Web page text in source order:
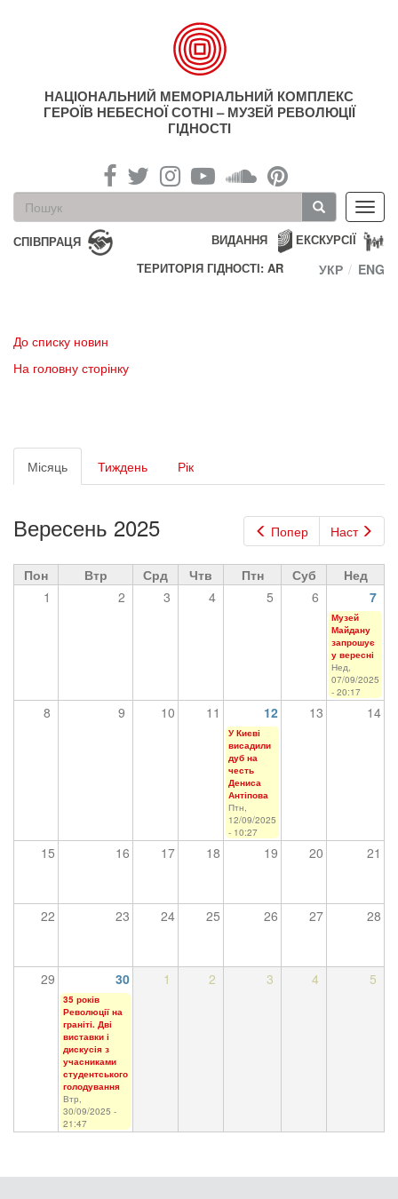
НАЦІОНАЛЬНИЙ МЕМОРІАЛЬНИЙ КОМПЛЕКС
ГЕРОЇВ НЕБЕСНОЇ СОТНІ – МУЗЕЙ РЕВОЛЮЦІЇ
ГІДНОСТІ
Пошукова
форма
Пошук
СПІВПРАЦЯ ЕКСКУРСІЇ
ВИДАННЯ
ТЕРИТОРІЯ ГІДНОСТІ: AR
УКР ENG
До списку новин
На головну сторінку
Первинні
вкладки
Місяць (активна
вкладка)
Тиждень Рік
Попер Наст
Вересень 2025
Пон Втр Срд Чтв Птн Суб
Нед
1
2 3 4 5 6 7
Музей
Майдану
запрошує
у вересні
Нед,
07/09/2025
- 20:17
8 9 10 11 12 13 14
У Києві
висадили
дуб на
честь
Дениса
Антіпова
Птн,
12/09/2025
- 10:27
15 16 17 18 19 20 21
22 23 24 25 26 27 28
29 30 1 2 3 4 5
35 років
Революції на
граніті. Дві
виставки і
дискусія з
учасниками
студентського
голодування
Втр,
30/09/2025 -
21:47